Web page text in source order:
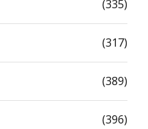
(335)
(317)
(389)
(396)